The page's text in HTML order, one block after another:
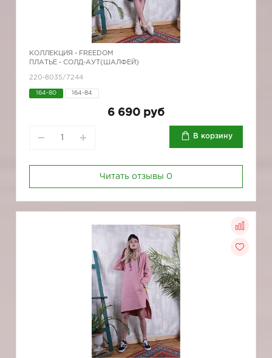
КОЛЛЕКЦИЯ - FREEDOM
ПЛАТЬЕ - СОЛД-АУТ(ШАЛФЕЙ)
220-8035/7244
164-80 164-84
6 690 руб
В корзину
Читать отзывы 0